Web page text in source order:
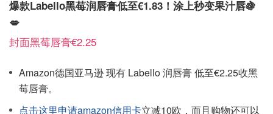
爆款Labello黑莓润唇膏低至€1.83！涂上秒变果汁唇🍇
💋
封面黑莓唇膏€2.25
Amazon德国亚马逊 现有 Labello 润唇膏 低至€2.25收黑
莓唇膏。
点击这里申请amazon信用卡立减10欧，而且购物还可以